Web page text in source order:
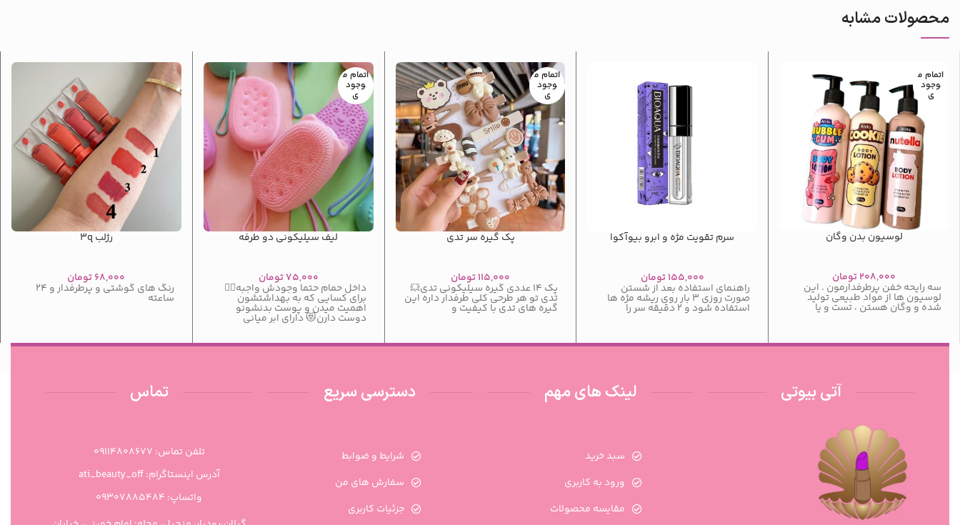
محصولات مشابه
اتمام م
وجود
ی
لوسیون بدن وگان
۲۰۸,۰۰۰تومان
سه رایحه خفن پرطرفدارمون . این
لوسیون ها از مواد طبیعی تولید
شده و وگان هستن ، تست و یا
سرم تقویت مژه و ابرو بیوآکوا
۱۵۵,۰۰۰تومان
راهنمای استفاده بعد از شستن
صورت روزی ۳ بار روی ریشه مژه ها
استفاده شود و ۲ دقیقه سر را
اتمام م
وجود
ی
پک گیره سر تدی
۱۱۵,۰۰۰تومان
پک ۱۴ عددی گیره سیلیکونی تدی💥
تدی تو هر طرحی کلی طرفدار داره این
گیره های تدی با کیفیت و
اتمام م
وجود
ی
لیف سیلیکونی دو طرفه
۷۵,۰۰۰تومان
داخل حمام حتما وجودش واجبه😶‍🌫
برای کسایی که به بهداشتشون
اهمیت میدن و پوست بدنشونو
دوست دارن😻 دارای ابر میانی
رژلب ۳q
۶۸,۰۰۰تومان
رنگ های گوشتی و پرطرفدار و ۲۴
ساعته
آتی بیوتی لینک های مهم
سبد خرید
ورود به کاربری
مقایسه محصولات
دسترسی سریع
شرایط و ضوابط
سفارش های من
جزئیات کاربری
تماس
تلفن تماس: 09114808677
آدرس اینستاگرام: ati_beauty_off
واتساپ: ۰۹۳۰۷۸۸۵۴۸۴